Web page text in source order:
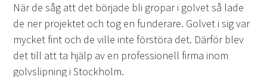
När de såg att det började bli gropar i golvet så lade
de ner projektet och tog en funderare. Golvet i sig var
mycket fint och de ville inte förstöra det. Därför blev
det till att ta hjälp av en professionell firma inom
golvslipning i Stockholm.